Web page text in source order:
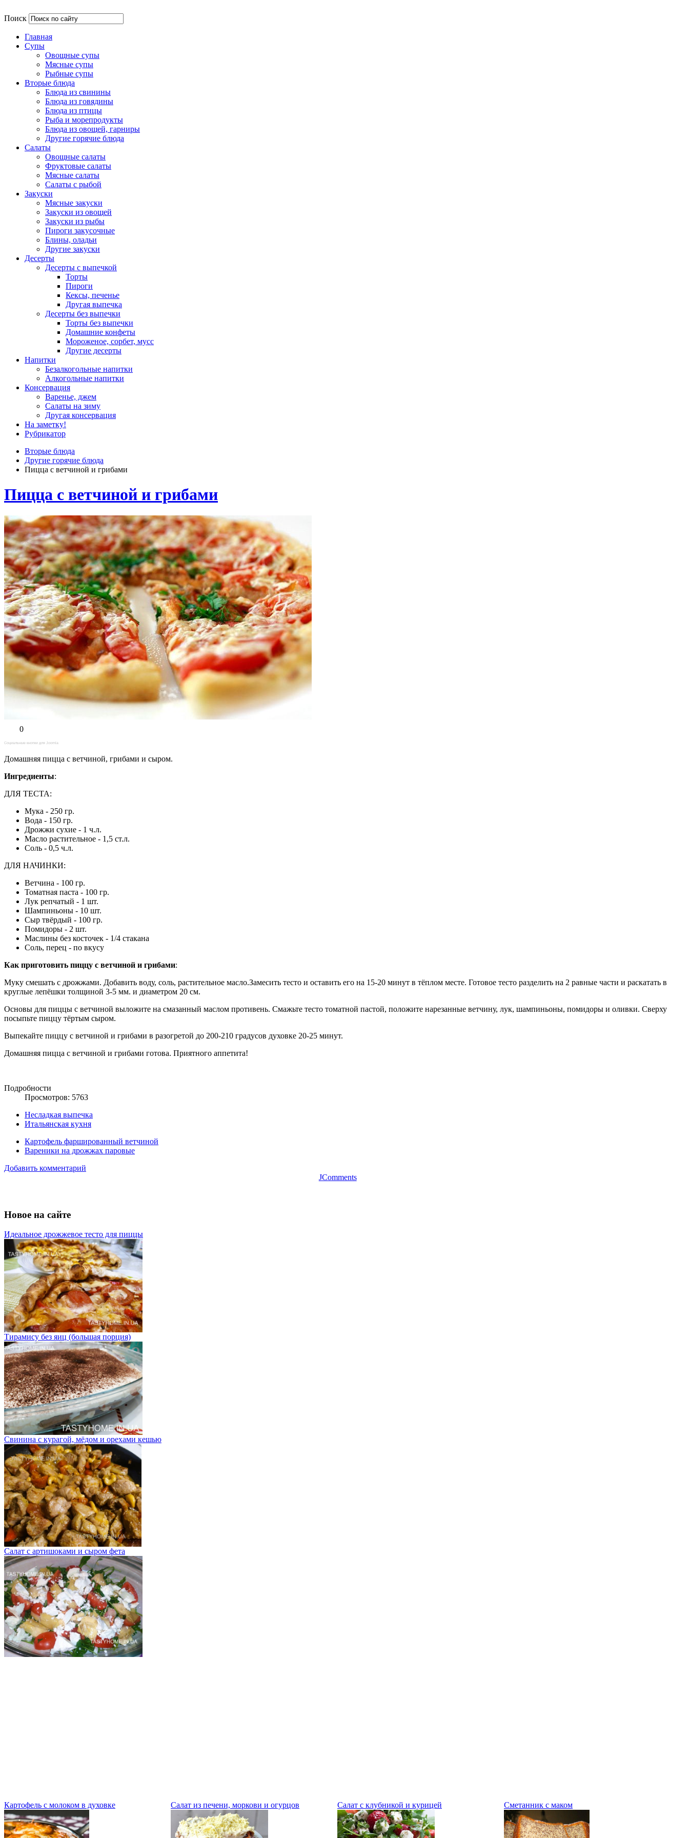
Поиск
Главная
Супы
Овощные супы
Мясные супы
Рыбные супы
Вторые блюда
Блюда из свинины
Блюда из говядины
Блюда из птицы
Рыба и морепродукты
Блюда из овощей, гарниры
Другие горячие блюда
Салаты
Овощные салаты
Фруктовые салаты
Мясные салаты
Салаты с рыбой
Закуски
Мясные закуски
Закуски из овощей
Закуски из рыбы
Пироги закусочные
Блины, оладьи
Другие закуски
Десерты
Десерты с выпечкой
Торты
Пироги
Кексы, печенье
Другая выпечка
Десерты без выпечки
Торты без выпечки
Домашние конфеты
Мороженое, сорбет, мусс
Другие десерты
Напитки
Безалкогольные напитки
Алкогольные напитки
Консервация
Варенье, джем
Салаты на зиму
Другая консервация
На заметку!
Рубрикатор
Вторые блюда
Другие горячие блюда
Пицца с ветчиной и грибами
Пицца с ветчиной и грибами
0
Социальные кнопки для Joomla
Домашняя пицца с ветчиной, грибами и сыром.
Ингредиенты:
ДЛЯ ТЕСТА:
Мука - 250 гр.
Вода - 150 гр.
Дрожжи сухие - 1 ч.л.
Масло растительное - 1,5 ст.л.
Соль - 0,5 ч.л.
ДЛЯ НАЧИНКИ:
Ветчина - 100 гр.
Томатная паста - 100 гр.
Лук репчатый - 1 шт.
Шампиньоны - 10 шт.
Сыр твёрдый - 100 гр.
Помидоры - 2 шт.
Маслины без косточек - 1/4 стакана
Соль, перец - по вкусу
Как приготовить пиццу с ветчиной и грибами:
Муку смешать с дрожжами. Добавить воду, соль, растительное масло.Замесить тесто и оставить его на 15-20 минут в тёплом месте. Готовое тесто разделить на 2 равные части и раскатать в
круглые лепёшки толщиной 3-5 мм. и диаметром 20 см.
Основы для пиццы с ветчиной выложите на смазанный маслом противень. Смажьте тесто томатной пастой, положите нарезанные ветчину, лук, шампиньоны, помидоры и оливки. Сверху
посыпьте пиццу тёртым сыром.
Выпекайте пиццу с ветчиной и грибами в разогретой до 200-210 градусов духовке 20-25 минут.
Домашняя пицца с ветчиной и грибами готова. Приятного аппетита!
Подробности
Просмотров: 5763
Несладкая выпечка
Итальянская кухня
Картофель фаршированный ветчиной
Вареники на дрожжах паровые
Добавить комментарий
JComments
Новое на сайте
Идеальное дрожжевое тесто для пиццы
Тирамису без яиц (большая порция)
Свинина с курагой, мёдом и орехами кешью
Салат с артишоками и сыром фета
Картофель с молоком в духовке Салат из печени, моркови и огурцов Салат с клубникой и курицей Сметанник с маком